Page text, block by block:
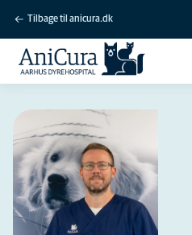
Tilbage til anicura.dk